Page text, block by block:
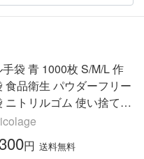
袋 青 1000枚 S/M/L 作
食品衛生 パウダーフリー
ニトリルゴム 使い捨て手
調理 介護 爆買
円 送料無料